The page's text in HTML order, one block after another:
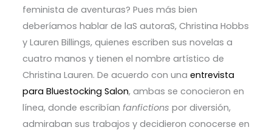
feminista de aventuras? Pues más bien
deberíamos hablar de laS autoraS, Christina Hobbs
y Lauren Billings, quienes escriben sus novelas a
cuatro manos y tienen el nombre artístico de
Christina Lauren. De acuerdo con una entrevista
para Bluestocking Salon, ambas se conocieron en
línea, donde escribían fanfictions por diversión,
admiraban sus trabajos y decidieron conocerse en